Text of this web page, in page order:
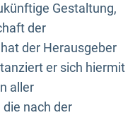
Gestaltung,
der
der Herausgeber
er sich hiermit
aller
nach der